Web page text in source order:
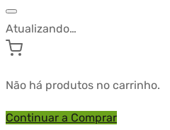
Atualizando…
Não há produtos no carrinho.
Continuar a Comprar